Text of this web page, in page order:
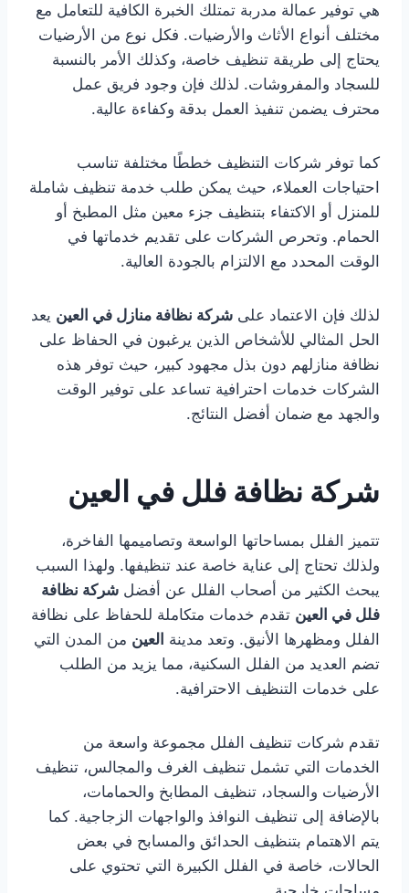
هي توفير عمالة مدربة تمتلك الخبرة الكافية للتعامل مع
مختلف أنواع الأثاث والأرضيات. فكل نوع من الأرضيات
يحتاج إلى طريقة تنظيف خاصة، وكذلك الأمر بالنسبة
للسجاد والمفروشات. لذلك فإن وجود فريق عمل
محترف يضمن تنفيذ العمل بدقة وكفاءة عالية.
كما توفر شركات التنظيف خططًا مختلفة تناسب
احتياجات العملاء، حيث يمكن طلب خدمة تنظيف شاملة
للمنزل أو الاكتفاء بتنظيف جزء معين مثل المطبخ أو
الحمام. وتحرص الشركات على تقديم خدماتها في
الوقت المحدد مع الالتزام بالجودة العالية.
لذلك فإن الاعتماد على شركة نظافة منازل في العين يعد
الحل المثالي للأشخاص الذين يرغبون في الحفاظ على
نظافة منازلهم دون بذل مجهود كبير، حيث توفر هذه
الشركات خدمات احترافية تساعد على توفير الوقت
والجهد مع ضمان أفضل النتائج.
شركة نظافة فلل في العين
تتميز الفلل بمساحاتها الواسعة وتصاميمها الفاخرة،
ولذلك تحتاج إلى عناية خاصة عند تنظيفها. ولهذا السبب
يبحث الكثير من أصحاب الفلل عن أفضل شركة نظافة
فلل في العين تقدم خدمات متكاملة للحفاظ على نظافة
الفلل ومظهرها الأنيق. وتعد مدينة العين من المدن التي
تضم العديد من الفلل السكنية، مما يزيد من الطلب
على خدمات التنظيف الاحترافية.
تقدم شركات تنظيف الفلل مجموعة واسعة من
الخدمات التي تشمل تنظيف الغرف والمجالس، تنظيف
الأرضيات والسجاد، تنظيف المطابخ والحمامات،
بالإضافة إلى تنظيف النوافذ والواجهات الزجاجية. كما
يتم الاهتمام بتنظيف الحدائق والمسابح في بعض
الحالات، خاصة في الفلل الكبيرة التي تحتوي على